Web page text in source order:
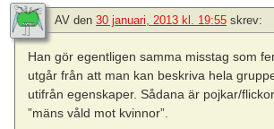
AV den 30 januari, 2013 kl. 19:55 skrev:
Han gör egentligen samma misstag som
utgår från att man kan beskriva hela
utifrån egenskaper. Sådana är pojkar/
”mäns våld mot kvinnor”.